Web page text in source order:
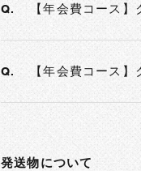
Q. 【年会費コース
Q. 【年会費コース】
発送物について